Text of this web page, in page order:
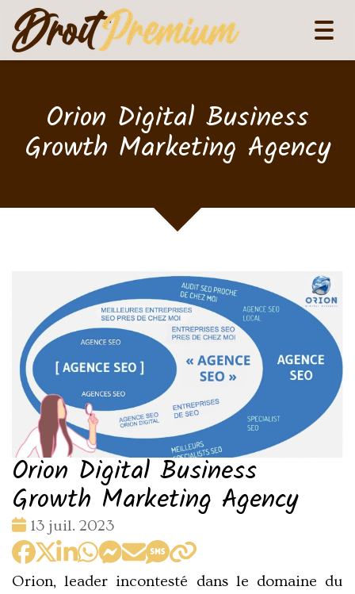
Orion Digital Business
Growth Marketing Agency
Orion Digital Business
Growth Marketing Agency
Date
:
13 juil. 2023
Orion, leader incontesté dans le domaine du